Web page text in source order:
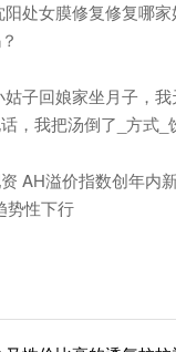
阳处女膜修复修复哪
子回娘家坐月子，
，我把汤倒了_方式_
AH溢价指数创年内
势性下行